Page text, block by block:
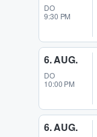
DO
9:30 PM
6. AUG.
DO
10:00 PM
6. AUG.